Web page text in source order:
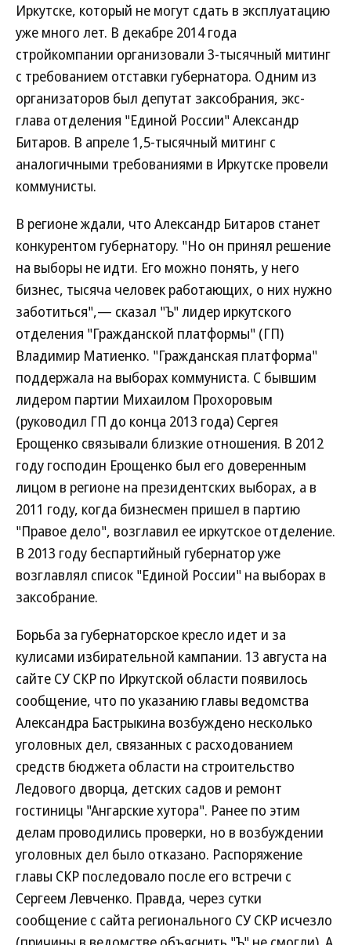
Иркутске, который не могут сдать в эксплуатацию
уже много лет. В декабре 2014 года
стройкомпании организовали 3-тысячный митинг
с требованием отставки губернатора. Одним из
организаторов был депутат заксобрания, экс-
глава отделения "Единой России" Александр
Битаров. В апреле 1,5-тысячный митинг с
аналогичными требованиями в Иркутске провели
коммунисты.
В регионе ждали, что Александр Битаров станет
конкурентом губернатору. "Но он принял решение
на выборы не идти. Его можно понять, у него
бизнес, тысяча человек работающих, о них нужно
заботиться",— сказал "Ъ" лидер иркутского
отделения "Гражданской платформы" (ГП)
Владимир Матиенко. "Гражданская платформа"
поддержала на выборах коммуниста. С бывшим
лидером партии Михаилом Прохоровым
(руководил ГП до конца 2013 года) Сергея
Ерощенко связывали близкие отношения. В 2012
году господин Ерощенко был его доверенным
лицом в регионе на президентских выборах, а в
2011 году, когда бизнесмен пришел в партию
"Правое дело", возглавил ее иркутское отделение.
В 2013 году беспартийный губернатор уже
возглавлял список "Единой России" на выборах в
заксобрание.
Борьба за губернаторское кресло идет и за
кулисами избирательной кампании. 13 августа на
сайте СУ СКР по Иркутской области появилось
сообщение, что по указанию главы ведомства
Александра Бастрыкина возбуждено несколько
уголовных дел, связанных с расходованием
средств бюджета области на строительство
Ледового дворца, детских садов и ремонт
гостиницы "Ангарские хутора". Ранее по этим
делам проводились проверки, но в возбуждении
уголовных дел было отказано. Распоряжение
главы СКР последовало после его встречи с
Сергеем Левченко. Правда, через сутки
сообщение с сайта регионального СУ СКР исчезло